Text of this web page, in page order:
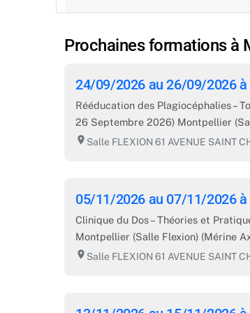
Prochaines formations à
24/09/2026 au 26/09/2026 à
Rééducation des Plagiocéphalies –
26 Septembre 2026) Montpellier
room Salle FLEXION 61 AVENUE SAINT
05/11/2026 au 07/11/2026 à
Clinique du Dos – Théories et
Montpellier (Salle Flexion) (Mérine
room Salle FLEXION 61 AVENUE SAINT